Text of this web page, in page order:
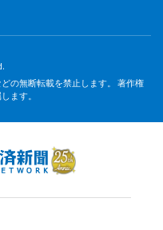
の無断転載を禁止します。 著作権
ます。